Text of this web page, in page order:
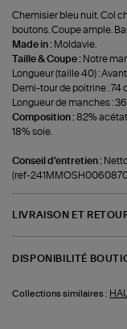
Chemisier bleu nuit. Col
boutons. Coupe ample.
Made in : Moldavie.
Taille & Coupe : Notre
Longueur (taille 40) :
Demi-tour de poitrine : 74
Longueur de manches :
Composition :82%
18% soie.
Conseil d'entretien :
(ref-
LIVRAISON ET
DISPONIBILITÉ
Collections similaires :